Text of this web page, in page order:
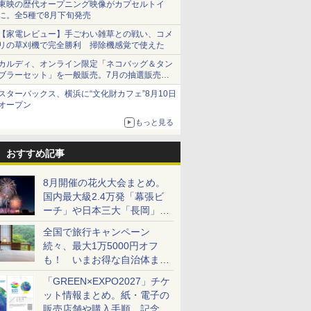
映の歴代オープニング映像がカプセルトイ
。全5種で8月下旬発売
家電レビュー】手ごわい雑草との戦い、コメ
の草刈機で完全勝利 掃除機感覚で使えた
ルディ、オンライン限定「ネコバッグ＆タン
ラーセット」を一般販売。7月の抽選販売の
選無効分
ターバックス、横浜に“文化財カフェ”8月10日
ープン
もっと見る
おすすめ記事
8月開催の花火大会まとめ。
国内最大級2.4万発「幕張ビ
ーチ」や日本三大「長岡」な
ど大型イベント目白押し！
全国で旅行キャンペーン
続々、最大1万5000円オフ
も！ いまお得な自治体まと
め
「GREEN×EXPO2027」チケ
ット情報まとめ。紙・電子の